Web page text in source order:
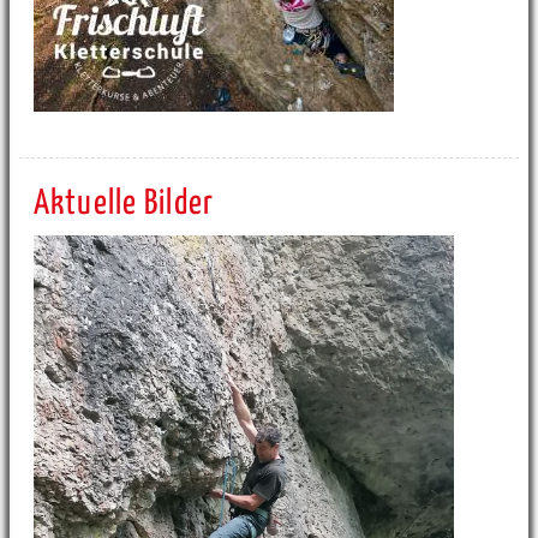
Aktuelle Bilder